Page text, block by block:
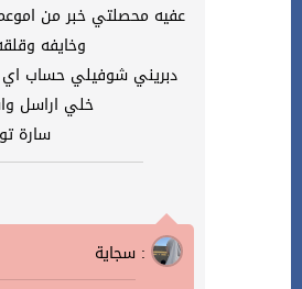
عفيه محصلتي خبر من
وخايفه
دبريني شوفيلي حساب
خلي اراسل
سارة تو
سجاية :